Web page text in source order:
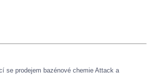
se prodejem bazénové chemie Attack a